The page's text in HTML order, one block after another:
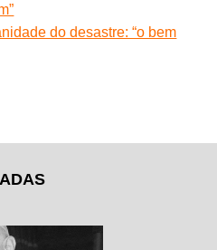
do desastre: “o bem